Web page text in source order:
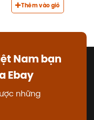
Thêm vào giỏ
Nam bạn
Ebay
những